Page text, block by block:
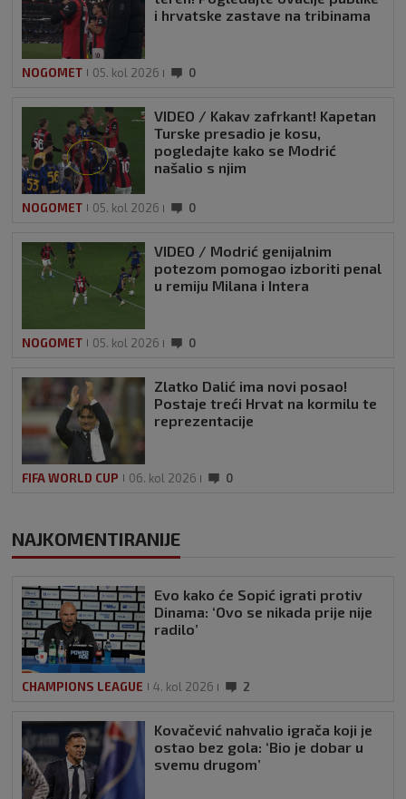
i hrvatske zastave na tribinama
NOGOMET 05. kol 2026 0
VIDEO / Kakav zafrkant! Kapetan
Turske presadio je kosu,
pogledajte kako se Modrić
našalio s njim
NOGOMET 05. kol 2026 0
VIDEO / Modrić genijalnim
potezom pomogao izboriti penal
u remiju Milana i Intera
NOGOMET 05. kol 2026 0
Zlatko Dalić ima novi posao!
Postaje treći Hrvat na kormilu te
reprezentacije
FIFA WORLD CUP 06. kol 2026 0
NAJKOMENTIRANIJE
Evo kako će Sopić igrati protiv
Dinama: ‘Ovo se nikada prije nije
radilo’
CHAMPIONS LEAGUE 4. kol 2026 2
Kovačević nahvalio igrača koji je
ostao bez gola: ‘Bio je dobar u
svemu drugom’